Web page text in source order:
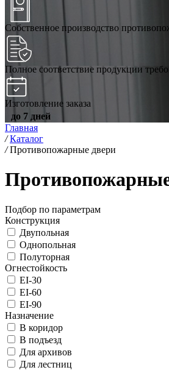
Собственное производство
Полное соответствие продукции
Изготовление заказа
до 7 дней
Главная
/ Каталог
/ Противопожарные двери
Подбор по параметрам
Конструкция
Двупольная
Однопольная
Полуторная
Огнестойкость
EI-30
EI-60
EI-90
Назначение
В коридор
В подъезд
Для архивов
Для лестниц